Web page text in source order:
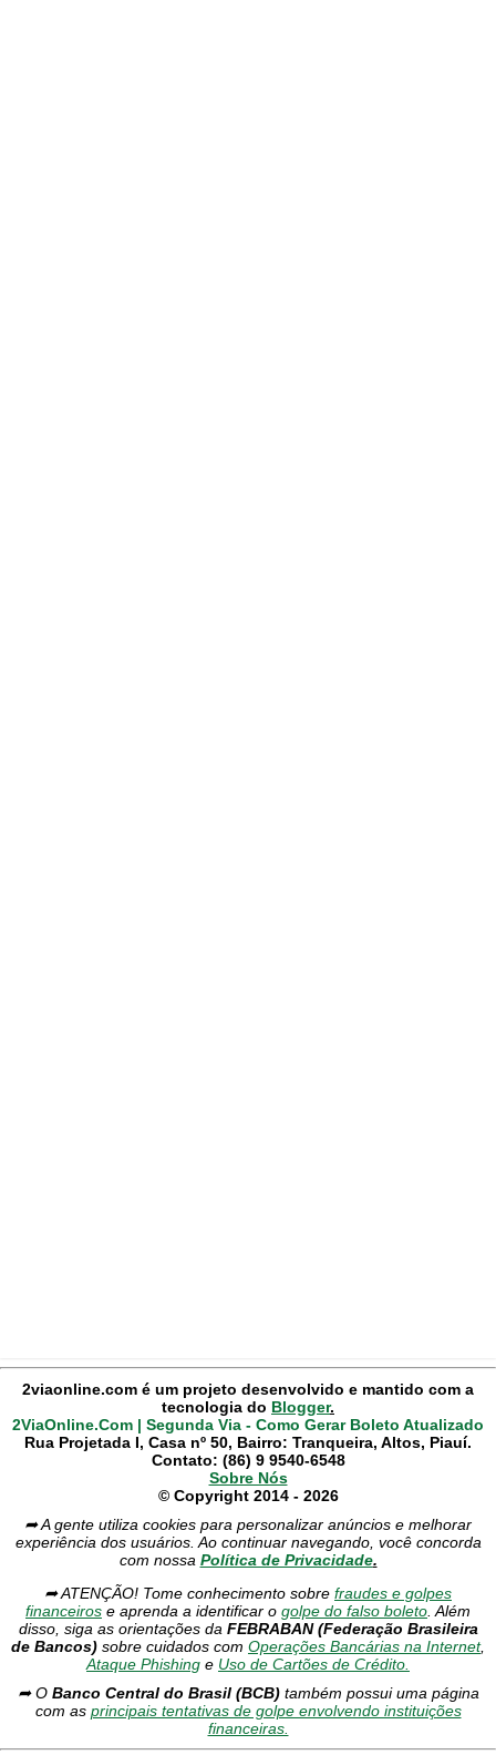
2viaonline.com é um projeto desenvolvido e mantido com a
tecnologia do Blogger.
2ViaOnline.Com | Segunda Via - Como Gerar Boleto Atualizado
Rua Projetada I, Casa nº 50, Bairro: Tranqueira, Altos, Piauí.
Contato: (86) 9 9540-6548
Sobre Nós
© Copyright 2014 - 2026
➦ A gente utiliza cookies para personalizar anúncios e melhorar
experiência dos usuários. Ao continuar navegando, você concorda
com nossa Política de Privacidade.
➦ ATENÇÃO! Tome conhecimento sobre fraudes e golpes
financeiros e aprenda a identificar o golpe do falso boleto . Além
disso, siga as orientações da FEBRABAN (Federação Brasileira
de Bancos) sobre cuidados com Operações Bancárias na Internet,
Ataque Phishing e Uso de Cartões de Crédito.
➦ O Banco Central do Brasil (BCB)também possui uma página
com as principais tentativas de golpe envolvendo instituições
financeiras.